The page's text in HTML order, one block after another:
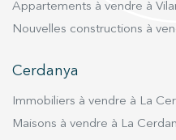
Appartements à vendre à
Nouvelles constructions à
Cerdanya
Immobiliers à vendre à La
Maisons à vendre à La